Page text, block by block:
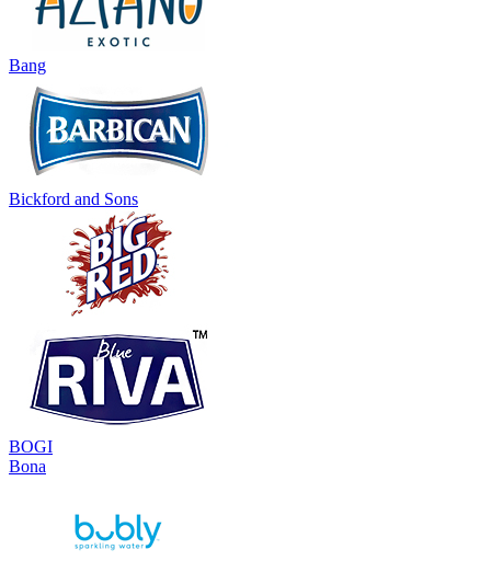
Bang
Bickford and Sons
BOGI
Bona